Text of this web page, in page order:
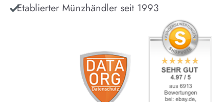
Etablierter Münzhändler seit 1993